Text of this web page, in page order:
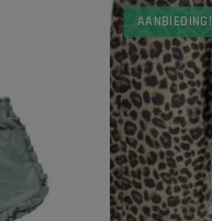
AANBIEDING!